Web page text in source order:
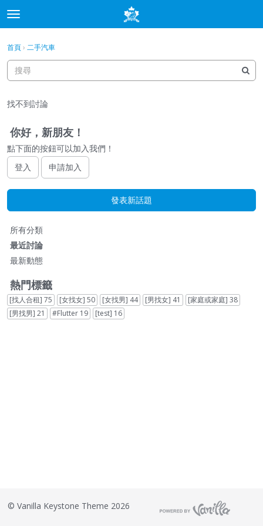
t
o
g
e
e
u
最新動態
登入 · 申請加入
首頁› 二手汽車
找不到討論
你好，新朋友！
點下面的按鈕可以加入我們！
登入
申請加入
發表新話題
快
速
連
結
所有分類
最近討論
最新動態
熱門標籤
[找人合租] 75 [女找女] 50 [女找男] 44 [男找女] 41 [家庭或家庭] 38
[男找男] 21 #Flutter 19 [test] 16
© Vanilla Keystone Theme 2026